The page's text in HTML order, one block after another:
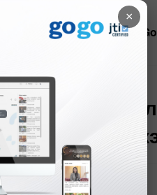
×
Мэдээ
зарим
үнэ
2025-11-11